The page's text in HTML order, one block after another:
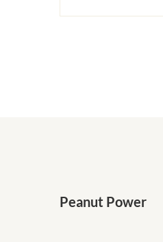
Peanut Power